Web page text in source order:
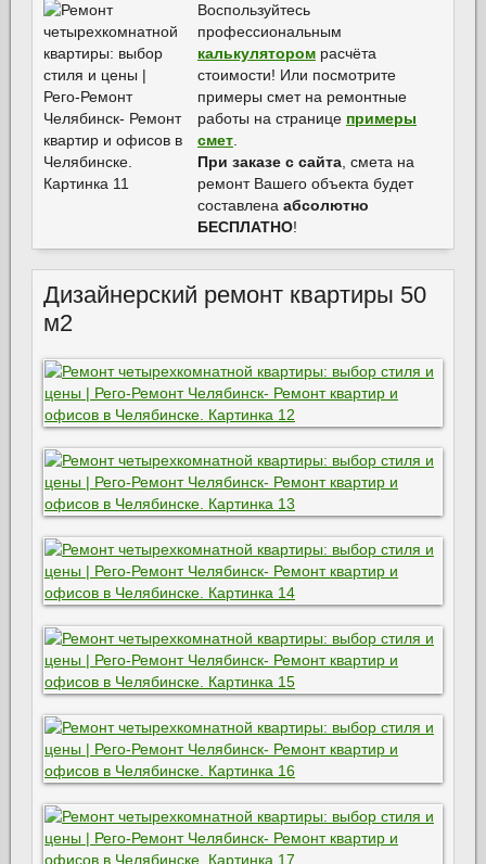
Воспользуйтесь
профессиональным
калькулятором расчёта
стоимости! Или посмотрите
примеры смет на ремонтные
работы на странице примеры
смет
При заказе с сайта , смета на
ремонт Вашего объекта будет
составлена абсолютно
БЕСПЛАТНО!
Дизайнерский ремонт квартиры 50
м2